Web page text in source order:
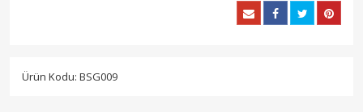
Ürün Kodu: BSG009